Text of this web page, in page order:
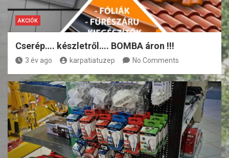
AKCIÓK
Cserép…. készletről…. BOMBA áron !!!
3 év ago karpatiatuzep No Comments